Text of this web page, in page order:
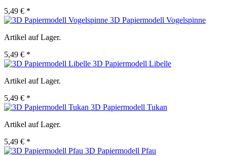
5,49 € *
3D Papiermodell Vogelspinne
Artikel auf Lager.
5,49 € *
3D Papiermodell Libelle
Artikel auf Lager.
5,49 € *
3D Papiermodell Tukan
Artikel auf Lager.
5,49 € *
3D Papiermodell Pfau